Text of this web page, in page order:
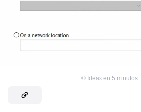
© Ideas en 5 minutos